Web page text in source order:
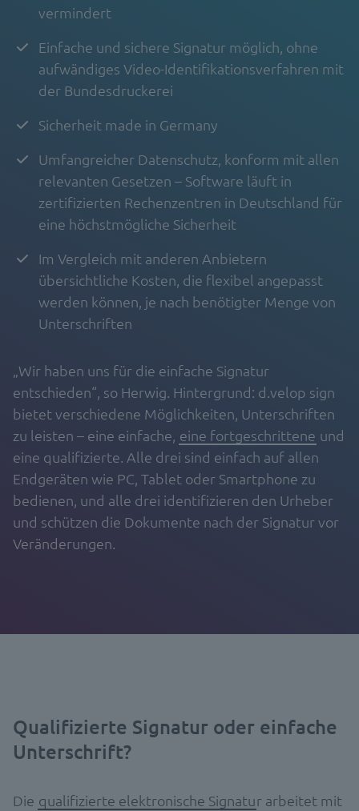
vermindert
Einfache und sichere Signatur möglich, ohne
aufwändiges Video-Identifikationsverfahren mit
der Bundesdruckerei
Sicherheit made in Germany
Umfangreicher Datenschutz, konform mit allen
relevanten Gesetzen – Software läuft in
zertifizierten Rechenzentren in Deutschland für
eine höchstmögliche Sicherheit
Im Vergleich mit anderen Anbietern
übersichtliche Kosten, die flexibel angepasst
werden können, je nach benötigter Menge von
Unterschriften
„Wir haben uns für die einfache Signatur
entschieden“, so Herwig. Hintergrund: d.velop sign
bietet verschiedene Möglichkeiten, Unterschriften
zu leisten – eine einfache, eine fortgeschrittene und
eine qualifizierte. Alle drei sind einfach auf allen
Endgeräten wie PC, Tablet oder Smartphone zu
bedienen, und alle drei identifizieren den Urheber
und schützen die Dokumente nach der Signatur vor
Veränderungen.
Qualifizierte Signatur oder einfache
Unterschrift?
Die qualifizierte elektronische Signatur arbeitet mit